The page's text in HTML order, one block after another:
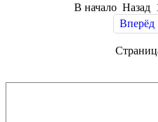
В начало Назад
Вперёд